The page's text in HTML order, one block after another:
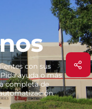
con sus
ayuda o más
completa de